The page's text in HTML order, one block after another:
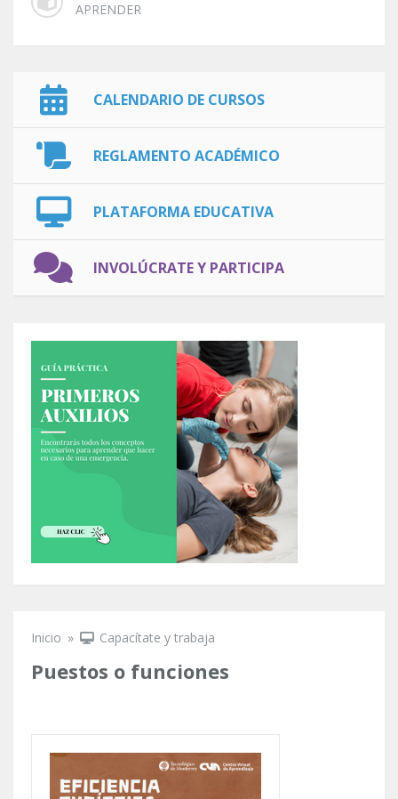
APRENDER
CALENDARIO DE CURSOS
REGLAMENTO ACADÉMICO
PLATAFORMA EDUCATIVA
INVOLÚCRATE Y PARTICIPA
Inicio » Capacítate y trabaja
Puestos o funciones